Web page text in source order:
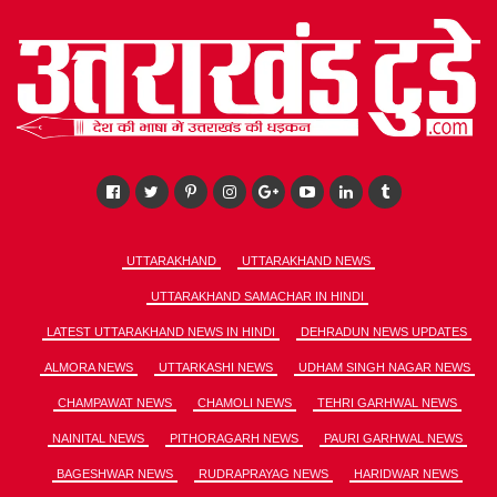
UTTARAKHAND UTTARAKHAND NEWS
UTTARAKHAND SAMACHAR IN HINDI
LATEST UTTARAKHAND NEWS IN HINDI DEHRADUN NEWS UPDATES
ALMORA NEWS UTTARKASHI NEWS UDHAM SINGH NAGAR NEWS
CHAMPAWAT NEWS CHAMOLI NEWS TEHRI GARHWAL NEWS
NAINITAL NEWS PITHORAGARH NEWS PAURI GARHWAL NEWS
BAGESHWAR NEWS RUDRAPRAYAG NEWS HARIDWAR NEWS